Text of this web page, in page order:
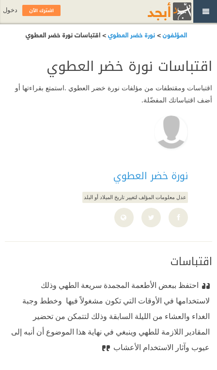
المؤلفون>نورة خضر العطوي> اقتباسات نورة خضر العطوي
اقتباسات نورة خضر العطوي
اقتباسات ومقتطفات من مؤلفات نورة خضر العطوي .استمتع بقراءتها أو
أضف اقتباساتك المفضّلة.
نورة خضر العطوي
عدل معلومات المؤلف لتغيير تاريخ الميلاد أو البلد
اقتباسات
احتفظ ببعض الأطعمة المجمدة سريعة الطهي وذلك
لاستخدامها في الأوقات التي تكون مشغولاً فيها ‫ وخطط وجبة
الغداء والعشاء من الليلة السابقة وذلك لتتمكن من تحضير
المقادير اللازمة للطهي ‫وينبغي في نهاية هذا الموضوع أن أنبه إلى
عيوب وآثار الاستخدام الأعشاب
اشترك الآن دخول